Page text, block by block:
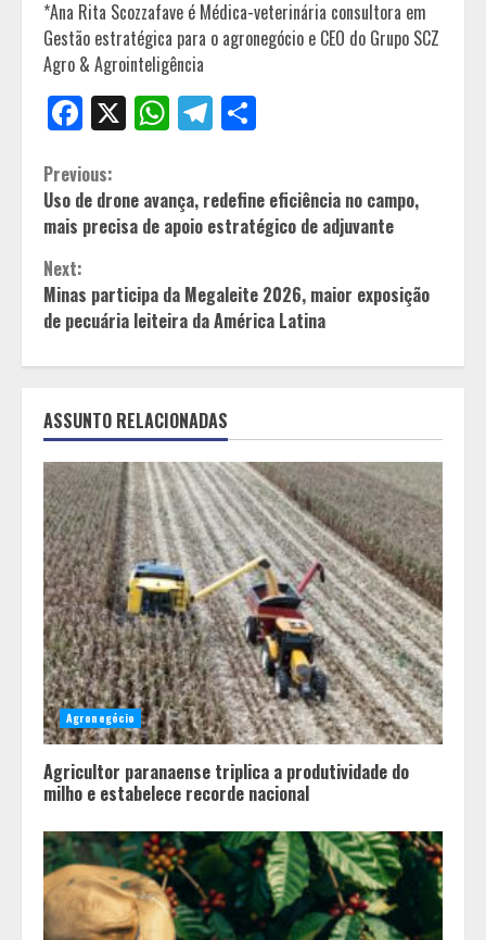
*Ana Rita Scozzafave é Médica-veterinária consultora em
Gestão estratégica para o agronegócio e CEO do Grupo SCZ
Agro & Agrointeligência
Facebook
X WhatsApp
Telegram
Continue
Reading
Previous:
Uso de drone avança, redefine eficiência no campo,
mais precisa de apoio estratégico de adjuvante
Next:
Minas participa da Megaleite 2026, maior exposição
de pecuária leiteira da América Latina
ASSUNTO RELACIONADAS
Agronegócio
Agricultor paranaense triplica a produtividade do
milho e estabelece recorde nacional